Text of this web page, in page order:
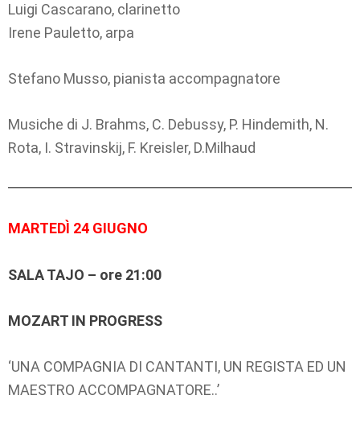
Luigi Cascarano, clarinetto
Irene Pauletto, arpa
Stefano Musso, pianista accompagnatore
Musiche di J. Brahms, C. Debussy, P. Hindemith, N.
Rota, I. Stravinskij, F. Kreisler, D.Milhaud
MARTEDÌ 24 GIUGNO
SALA TAJO – ore 21:00
MOZART IN PROGRESS
‘UNA COMPAGNIA DI CANTANTI, UN REGISTA ED UN
MAESTRO ACCOMPAGNATORE..’